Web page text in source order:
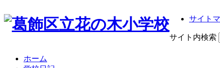
サイト
サイト内検索
ホーム